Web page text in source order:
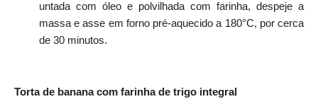
untada com óleo e polvilhada com farinha, despeje a
massa e asse em forno pré-aquecido a 180°C, por cerca
de 30 minutos.
Torta de banana com farinha de trigo integral